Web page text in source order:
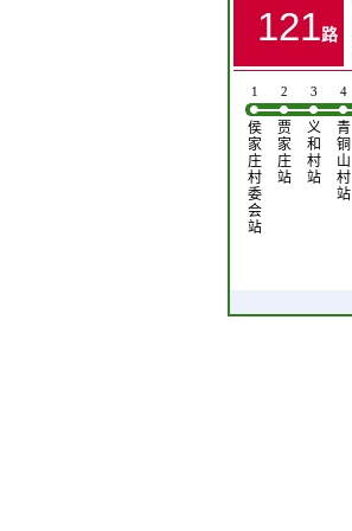
121路
1
侯
家
庄
村
委
会
站
2
贾
家
庄
站
3
义
和
村
站
4
青
铜
山
村
站